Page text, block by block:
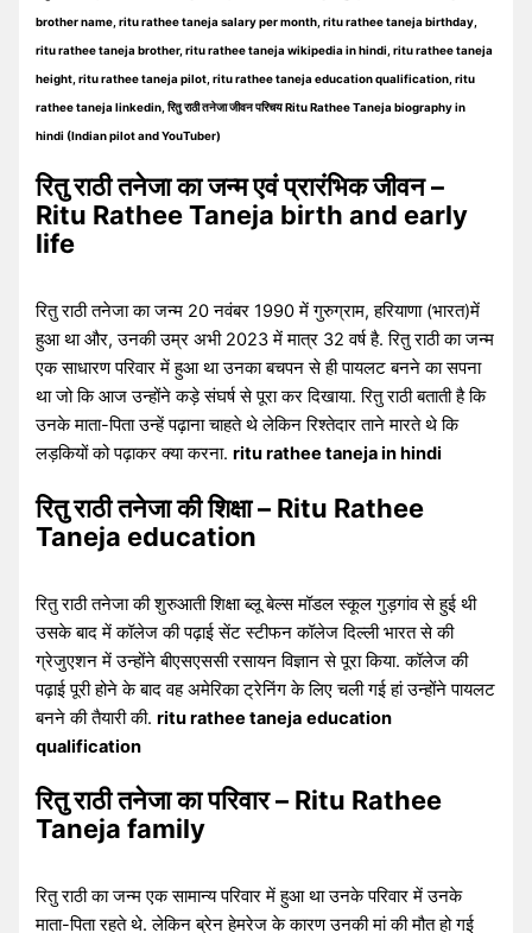
brother name, ritu rathee taneja salary per month, ritu rathee taneja birthday,
ritu rathee taneja brother, ritu rathee taneja wikipedia in hindi, ritu rathee taneja
height, ritu rathee taneja pilot, ritu rathee taneja education qualification, ritu
rathee taneja linkedin, रितु राठी तनेजा जीवन परिचय Ritu Rathee Taneja biography in
hindi (Indian pilot and YouTuber)
रितु राठी तनेजा का जन्म एवं प्रारंभिक जीवन –
Ritu Rathee Taneja birth and early
life
रितु राठी तनेजा का जन्म 20 नवंबर 1990 में गुरुग्राम, हरियाणा (भारत)में
हुआ था और, उनकी उम्र अभी 2023 में मात्र 32 वर्ष है. रितु राठी का जन्म
एक साधारण परिवार में हुआ था उनका बचपन से ही पायलट बनने का सपना
था जो कि आज उन्होंने कड़े संघर्ष से पूरा कर दिखाया. रितु राठी बताती है कि
उनके माता-पिता उन्हें पढ़ाना चाहते थे लेकिन रिश्तेदार ताने मारते थे कि
लड़कियों को पढ़ाकर क्या करना.ritu rathee taneja in hindi
रितु राठी तनेजा की शिक्षा – Ritu Rathee
Taneja education
रितु राठी तनेजा की शुरुआती शिक्षा ब्लू बेल्स मॉडल स्कूल गुड़गांव से हुई थी
उसके बाद में कॉलेज की पढ़ाई सेंट स्टीफन कॉलेज दिल्ली भारत से की
ग्रेजुएशन में उन्होंने बीएसएससी रसायन विज्ञान से पूरा किया. कॉलेज की
पढ़ाई पूरी होने के बाद वह अमेरिका ट्रेनिंग के लिए चली गई हां उन्होंने पायलट
बनने की तैयारी की.ritu rathee taneja education
qualification
रितु राठी तनेजा का परिवार – Ritu Rathee
Taneja family
रितु राठी का जन्म एक सामान्य परिवार में हुआ था उनके परिवार में उनके
माता-पिता रहते थे. लेकिन ब्रेन हेमरेज के कारण उनकी मां की मौत हो गई